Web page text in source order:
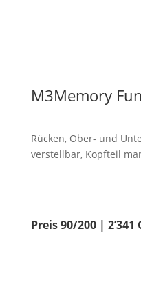
M3Memory
Rücken, Ober- und
verstellbar, Kopfteil
Preis 90/200 | 2’341